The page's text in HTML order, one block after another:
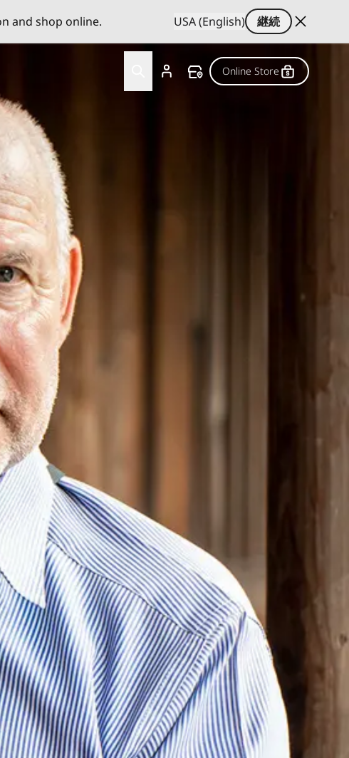
and shop online. USA (English)
継続
Online Store